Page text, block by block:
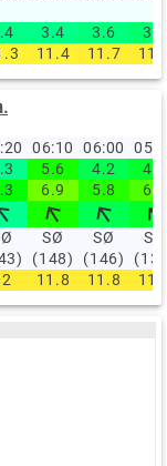
3.4 3.6
3.8
11.4 11.7
06:10 06:00
5.6 4.2
4.7
6.9 5.8 6.4
SØ
(148)
SØ
(146)
SØ
11.8 11.8